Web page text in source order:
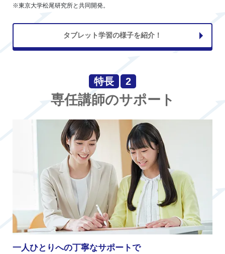
※東京大学松尾研究所と共同開発。
タブレット学習の様子を紹介！
特長 2
専任講師のサポート
一人ひとりへの丁寧なサポートで